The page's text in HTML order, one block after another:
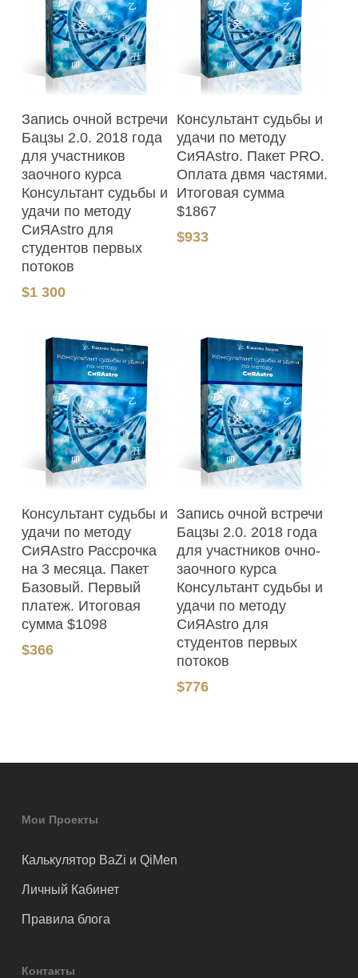
В Корзину
Запись очной встречи
Бацзы 2.0. 2018 года
для участников
заочного курса
Консультант судьбы и
удачи по методу
СиЯAstro для
студентов первых
потоков
$1 300
Консультант судьбы и
удачи по методу
СиЯAstro. Пакет PRO.
Оплата двмя частями.
Итоговая сумма
$1867
$933
Консультант судьбы и
удачи по методу
СиЯAstro Рассрочка
на 3 месяца. Пакет
Базовый. Первый
платеж. Итоговая
сумма $1098
$366
В Корзину
Запись очной встречи
Бацзы 2.0. 2018 года
для участников очно-
заочного курса
Консультант судьбы и
удачи по методу
СиЯAstro для
студентов первых
потоков
$776
Мои Проекты
Калькулятор BaZi и QiMen
Личный Кабинет
Правила блога
Контакты